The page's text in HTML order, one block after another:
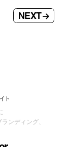
NEXT
ト
ンディング、